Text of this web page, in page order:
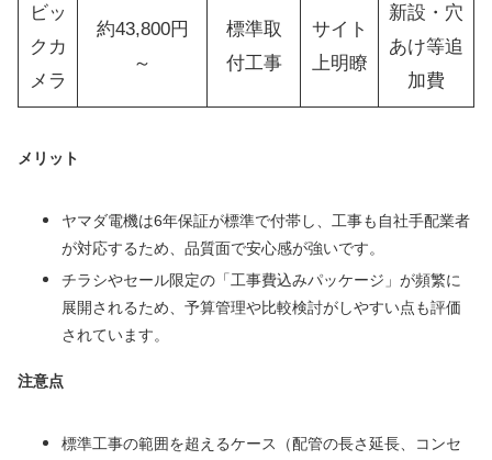
ビッ
クカ
メラ
約43,800円
～
標準取
付工事
サイト
上明瞭
新設・穴
あけ等追
加費
メリット
ヤマダ電機は6年保証が標準で付帯し、工事も自社手配業者
が対応するため、品質面で安心感が強いです。
チラシやセール限定の「工事費込みパッケージ」が頻繁に
展開されるため、予算管理や比較検討がしやすい点も評価
されています。
注意点
標準工事の範囲を超えるケース（配管の長さ延長、コンセ